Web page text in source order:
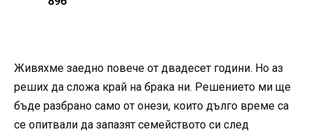
Живяхме заедно повече от двадесет години. Но аз
реших да сложа край на брака ни. Решението ми ще
бъде разбрано само от онези, които дълго време са
се опитвали да запазят семейството си след